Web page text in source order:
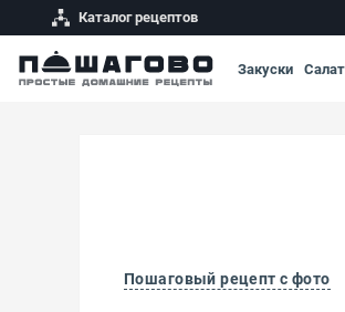
Каталог рецептов
Закуски
Пошаговый рецепт с фото